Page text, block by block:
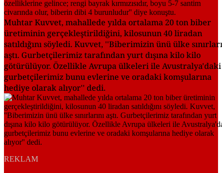
Muhtar Kuvvet, mahallede yılda ortalama 20 ton biber
üretiminin gerçekleştirildiğini, kilosunun 40 liradan
satıldığını söyledi. Kuvvet, ''Biberimizin ünü ülke
aştı. Gurbetçilerimiz tarafından yurt dışına kilo kilo
götürülüyor. Özellikle Avrupa ülkeleri ile Avustralya'daki
gurbetçilerimiz bunu evlerine ve oradaki komşularına
hediye olarak alıyor'' dedi.
REKLAM